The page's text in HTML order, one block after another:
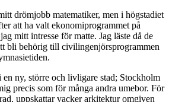
drömjobb matematiker, men i högstadiet
att ha valt ekonomiprogrammet på
mitt intresse för matte. Jag läste då de
bli behörig till civilingenjörsprogrammen
en ny, större och livligare stad; Stockholm
precis som för många andra umebor. För
uppskattar vacker arkitektur omgiven